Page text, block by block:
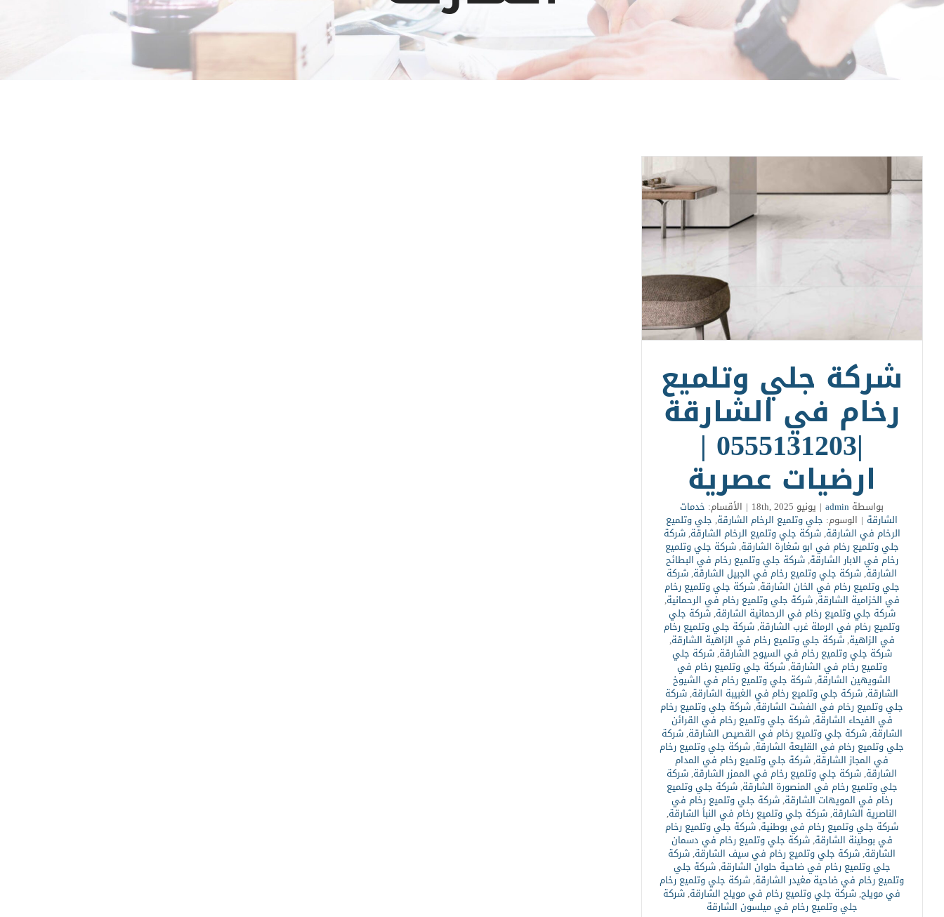
شركة جلي وتلميع
رخام في الشارقة
|0555131203 |
ارضيات عصرية
بواسطة admin
| يونيو 18th, 2025 | الأقسام: خدمات
الشارقة | الوسوم: جلي وتلميع الرخام الشارقة, جلي وتلميع
الرخام في الشارقة,شركة جلي وتلميع الرخام الشارقة,شركة
جلي وتلميع رخام في ابو شغارة الشارقة,شركة جلي وتلميع
رخام في الابار الشارقة,شركة جلي وتلميع رخام في البطائح
الشارقة,شركة جلي وتلميع رخام في الجبيل الشارقة,شركة
جلي وتلميع رخام في الخان الشارقة,شركة جلي وتلميع رخام
في الخزامية الشارقة,شركة جلي وتلميع رخام في الرحمانية,
شركة جلي وتلميع رخام في الرحمانية الشارقة,شركة جلي
وتلميع رخام في الرملة غرب الشارقة,شركة جلي وتلميع رخام
في الزاهية,شركة جلي وتلميع رخام في الزاهية الشارقة,
شركة جلي وتلميع رخام في السيوح الشارقة,شركة جلي
وتلميع رخام في الشارقة,شركة جلي وتلميع رخام في
الشويهين الشارقة,شركة جلي وتلميع رخام في الشيوخ
الشارقة,شركة جلي وتلميع رخام في الغبيبة الشارقة,شركة
جلي وتلميع رخام في الفشت الشارقة,شركة جلي وتلميع رخام
في الفيحاء الشارقة,شركة جلي وتلميع رخام في القرائن
الشارقة,شركة جلي وتلميع رخام في القصيص الشارقة,شركة
جلي وتلميع رخام في القليعة الشارقة,شركة جلي وتلميع رخام
في المجاز الشارقة,شركة جلي وتلميع رخام في المدام
الشارقة,شركة جلي وتلميع رخام في الممزر الشارقة,شركة
جلي وتلميع رخام في المنصورة الشارقة,شركة جلي وتلميع
رخام في المويهات الشارقة,شركة جلي وتلميع رخام في
الناصرية الشارقة,شركة جلي وتلميع رخام في النبأ الشارقة,
شركة جلي وتلميع رخام في بوطنية,شركة جلي وتلميع رخام
في بوطينة الشارقة,شركة جلي وتلميع رخام في دسمان
الشارقة,شركة جلي وتلميع رخام في سيف الشارقة,شركة
جلي وتلميع رخام في ضاحية حلوان الشارقة,شركة جلي
وتلميع رخام في ضاحية مغيدر الشارقة,شركة جلي وتلميع رخام
في مويلح,شركة جلي وتلميع رخام في مويلح الشارقة,شركة
جلي وتلميع رخام في ميلسون الشارقة